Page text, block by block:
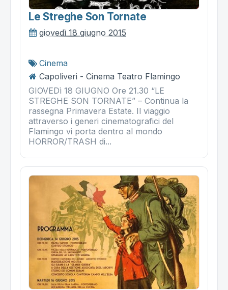
Le Streghe Son Tornate
giovedì 18 giugno 2015
Cinema
Capoliveri - Cinema Teatro Flamingo
GIOVEDì 18 GIUGNO Ore 21.30 “LE
STREGHE SON TORNATE” – Continua la
rassegna Primavera Estate. Il viaggio
attraverso i generi cinematografici del
Flamingo vi porta dentro al mondo
HORROR/TRASH di...